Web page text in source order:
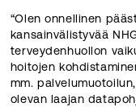
“Olen onnellinen
kansainvälistyvää
terveydenhuollon
hoitojen
mm.
olevan laajan